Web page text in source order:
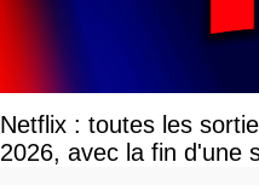
Netflix : toutes les
2026, avec la fin d'une